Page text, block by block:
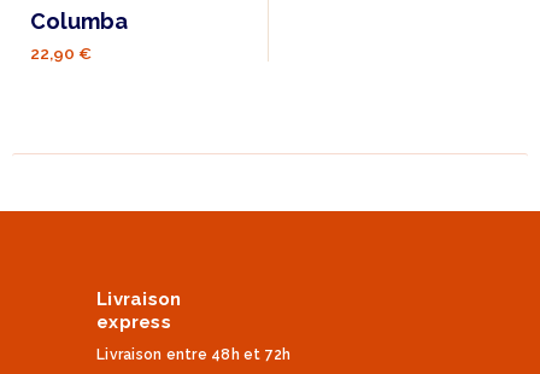
Columba
22,90 €
Livraison
express
Livraison entre 48h et 72h